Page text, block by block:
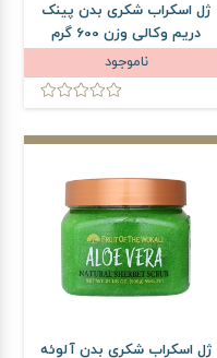
ژل اسکراب شکری بدن پینک
دریم وکالی وزن 600 گرم
ناموجود
ژل اسکراب شکری بدن آلوئه